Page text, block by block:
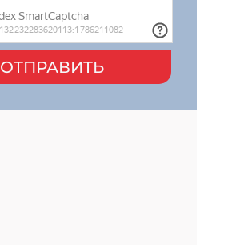
ОТПРАВИТЬ